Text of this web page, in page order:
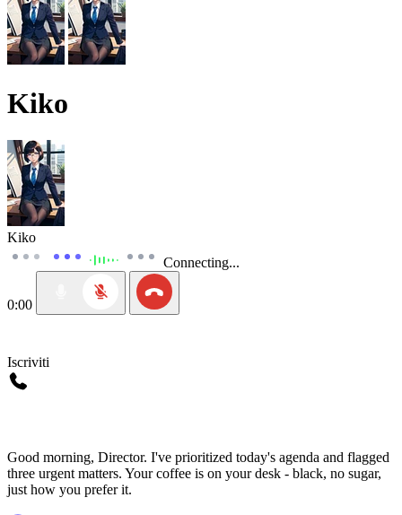
Kiko
Kiko
Connecting...
0:00
Iscriviti
Good morning, Director. I've prioritized today's agenda and flagged
three urgent matters. Your coffee is on your desk - black, no sugar,
just how you prefer it.